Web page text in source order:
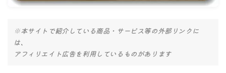
※本サイトで紹介している商品・サービス等の外部リンクに
は、
アフィリエイト広告を利用しているものがあります